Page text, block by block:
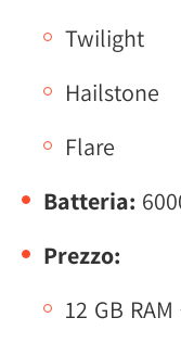
Twilight
Hailstone
Flare
Batteria:
Prezzo:
12 GB